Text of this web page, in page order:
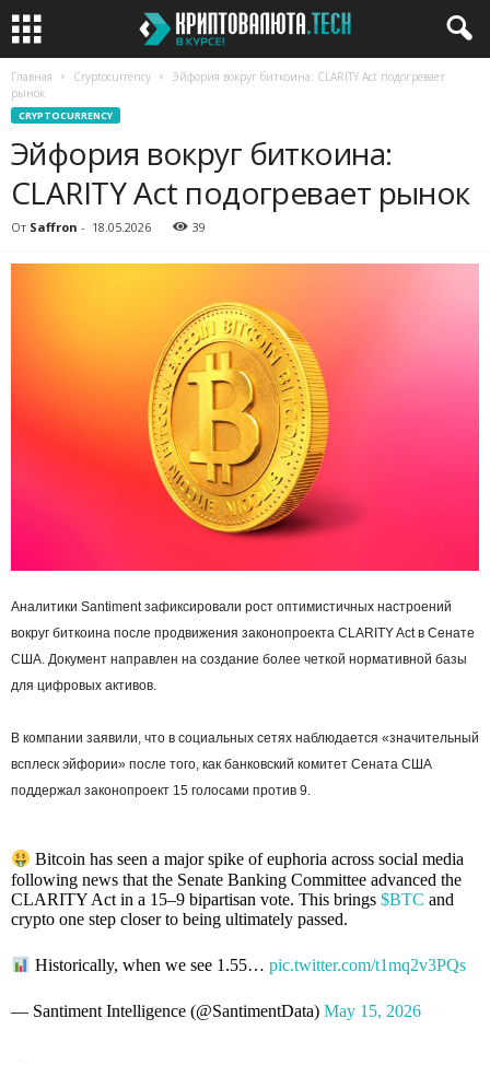
Главная Cryptocurrency
Эйфория вокруг биткоина: CLARITY Act подогревает
рынок
CRYPTOCURRENCY
Эйфория вокруг биткоина:
CLARITY Act подогревает рынок
От Saffron - 18.05.2026 39
Аналитики Santiment зафиксировали рост оптимистичных настроений
вокруг биткоина после продвижения законопроекта CLARITY Act в Сенате
США. Документ направлен на создание более четкой нормативной базы
для цифровых активов.
В компании заявили, что в социальных сетях наблюдается «значительный
всплеск эйфории» после того, как банковский комитет Сената США
поддержал законопроект 15 голосами против 9.
Bitcoin has seen a major spike of euphoria across social media
following news that the Senate Banking Committee advanced the
CLARITY Act in a 15–9 bipartisan vote. This brings $BTC and
crypto one step closer to being ultimately passed.
Historically, when we see 1.55…pic.twitter.com/t1mq2v3PQs
— Santiment Intelligence (@SantimentData) May 15, 2026